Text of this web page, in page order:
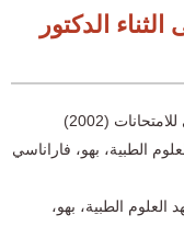
الدكتور
الطبية، بهو، فاراناسي
الطبية، بهو،